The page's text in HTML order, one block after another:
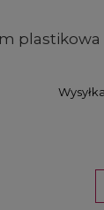
plastikowa